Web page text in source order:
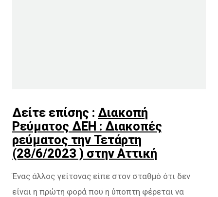
Δείτε επίσης : Διακοπή
Ρεύματος ΔΕΗ : Διακοπές
ρεύματος την Τετάρτη
(28/6/2023 ) στην Αττική
Ένας άλλος γείτονας είπε στον σταθμό ότι δεν
είναι η πρώτη φορά που η ύποπτη φέρεται να